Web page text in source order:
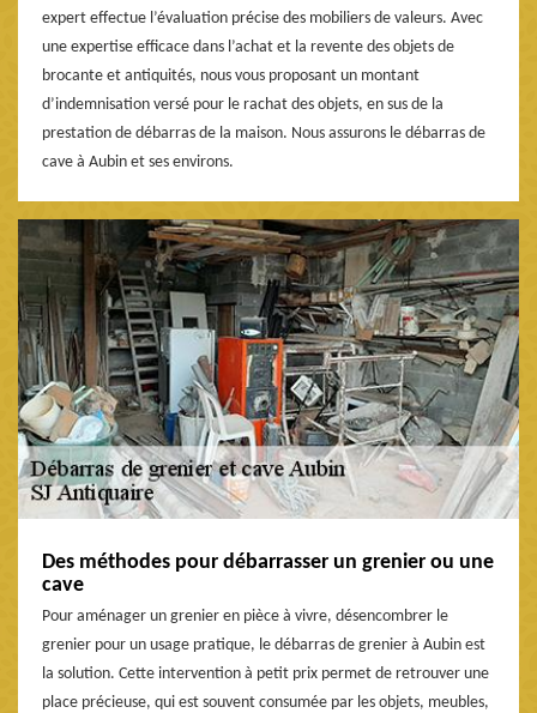
expert effectue l’évaluation précise des mobiliers de valeurs. Avec
une expertise efficace dans l’achat et la revente des objets de
brocante et antiquités, nous vous proposant un montant
d’indemnisation versé pour le rachat des objets, en sus de la
prestation de débarras de la maison. Nous assurons le débarras de
cave à Aubin et ses environs.
Des méthodes pour débarrasser un grenier ou une
cave
Pour aménager un grenier en pièce à vivre, désencombrer le
grenier pour un usage pratique, le débarras de grenier à Aubin est
la solution. Cette intervention à petit prix permet de retrouver une
place précieuse, qui est souvent consumée par les objets, meubles,